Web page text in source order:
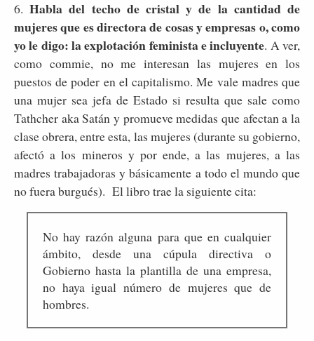
6.Habla del techo de cristal y de la cantidad de
mujeres que es directora de cosas y empresas o, como
yo le digo: la explotación feminista e incluyente. A ver,
como commie, no me interesan las mujeres en los
puestos de poder en el capitalismo. Me vale madres que
una mujer sea jefa de Estado si resulta que sale como
Tathcher aka Satán y promueve medidas que afectan a la
clase obrera, entre esta, las mujeres (durante su gobierno,
afectó a los mineros y por ende, a las mujeres, a las
madres trabajadoras y básicamente a todo el mundo que
no fuera burgués). El libro trae la siguiente cita:
No hay razón alguna para que en cualquier
ámbito, desde una cúpula directiva o
Gobierno hasta la plantilla de una empresa,
no haya igual número de mujeres que de
hombres.